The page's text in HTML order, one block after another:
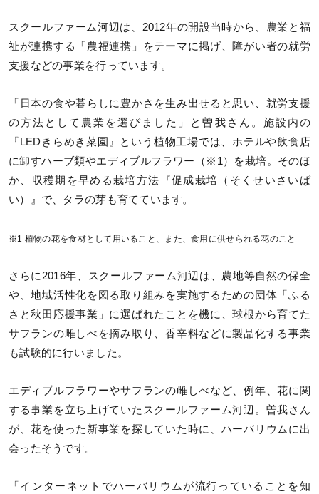
スクールファーム河辺は、2012年の開設当時から、農業と福
祉が連携する「農福連携」をテーマに掲げ、障がい者の就労
支援などの事業を行っています。
「日本の食や暮らしに豊かさを生み出せると思い、就労支援
の方法として農業を選びました」と曽我さん。施設内の
『LEDきらめき菜園』という植物工場では、ホテルや飲食店
に卸すハーブ類やエディブルフラワー（※1）を栽培。そのほ
か、収穫期を早める栽培方法『促成栽培（そくせいさいば
い）』で、タラの芽も育てています。
※1 植物の花を食材として用いること、また、食用に供せられる花のこと
さらに2016年、スクールファーム河辺は、農地等自然の保全
や、地域活性化を図る取り組みを実施するための団体「ふる
さと秋田応援事業」に選ばれたことを機に、球根から育てた
サフランの雌しべを摘み取り、香辛料などに製品化する事業
も試験的に行いました。
エディブルフラワーやサフランの雌しべなど、例年、花に関
する事業を立ち上げていたスクールファーム河辺。曽我さん
が、花を使った新事業を探していた時に、ハーバリウムに出
会ったそうです。
「インターネットでハーバリウムが流行っていることを知